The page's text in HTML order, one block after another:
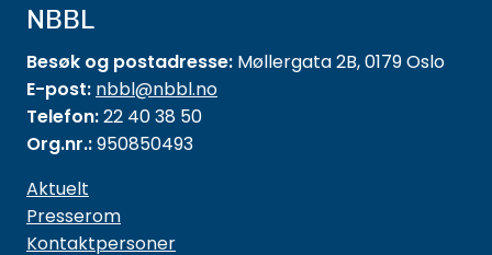
NBBL
Besøk og postadresse: Møllergata 2B, 0179 Oslo
E-post: nbbl@nbbl.no
Telefon:22 40 38 50
Org.nr.:950850493
Aktuelt
Presserom
Kontaktpersoner